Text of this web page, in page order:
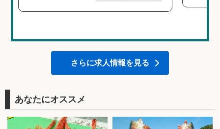
さらに求人情報を見る
あなたにオススメ